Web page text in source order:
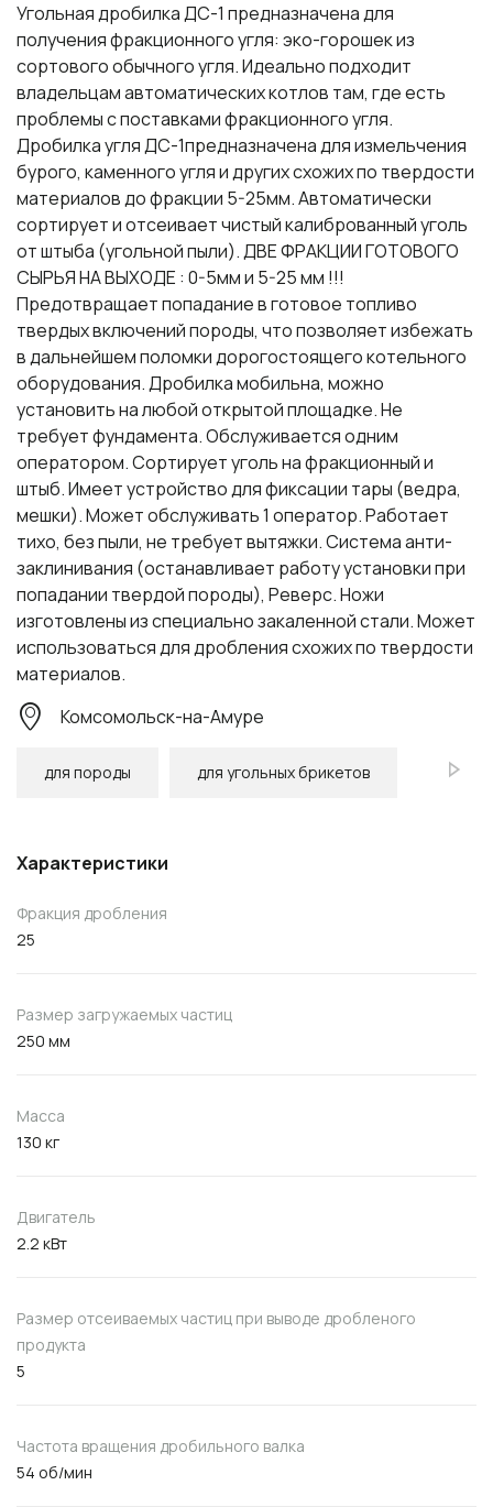
Угольная дробилка ДС-1 предназначена для
получения фракционного угля: эко-горошек из
сортового обычного угля. Идеально подходит
владельцам автоматических котлов там, где есть
проблемы с поставками фракционного угля.
Дробилка угля ДС-1предназначена для измельчения
бурого, каменного угля и других схожих по твердости
материалов до фракции 5-25мм. Автоматически
сортирует и отсеивает чистый калиброванный уголь
от штыба (угольной пыли). ДВЕ ФРАКЦИИ ГОТОВОГО
СЫРЬЯ НА ВЫХОДЕ : 0-5мм и 5-25 мм !!!
Предотвращает попадание в готовое топливо
твердых включений породы, что позволяет избежать
в дальнейшем поломки дорогостоящего котельного
оборудования. Дробилка мобильна, можно
установить на любой открытой площадке. Не
требует фундамента. Обслуживается одним
оператором. Сортирует уголь на фракционный и
штыб. Имеет устройство для фиксации тары (ведра,
мешки). Может обслуживать 1 оператор. Работает
тихо, без пыли, не требует вытяжки. Система анти-
заклинивания (останавливает работу установки при
попадании твердой породы), Реверс. Ножи
изготовлены из специально закаленной стали. Может
использоваться для дробления схожих по твердости
материалов.
Комсомольск-на-Амуре
для породы для угольных брикетов
Характеристики
Фракция дробления
25
Размер загружаемых частиц
250 мм
Масса
130 кг
Двигатель
2.2 кВт
Размер отсеиваемых частиц при выводе дробленого
продукта
5
Частота вращения дробильного валка
54 об/мин